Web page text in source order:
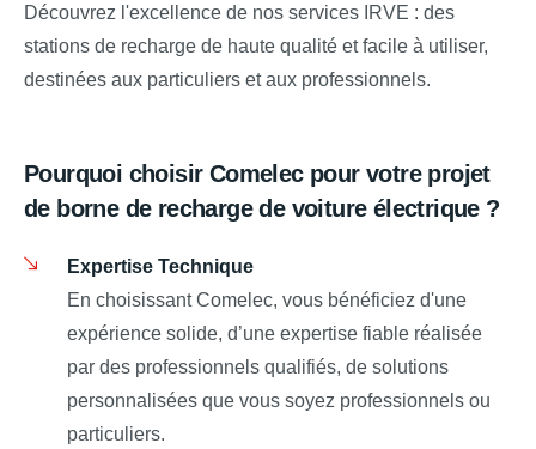
Découvrez l'excellence de nos services IRVE : des
stations de recharge de haute qualité et facile à utiliser,
destinées aux particuliers et aux professionnels.
Pourquoi choisir Comelec pour votre projet
de borne de recharge de voiture électrique ?
Expertise Technique
En choisissant Comelec, vous bénéficiez d'une
expérience solide, d’une expertise fiable réalisée
par des professionnels qualifiés, de solutions
personnalisées que vous soyez professionnels ou
particuliers.